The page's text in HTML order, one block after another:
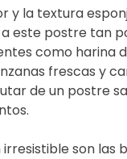
y la textura
este postre tan
como harina
frescas y
de un postre
son las